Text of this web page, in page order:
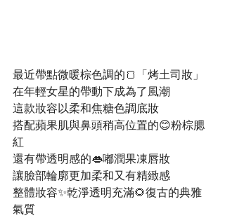
最近帶點微暖棕色調的🍞「烤土司妝」
在年輕女星的帶動下成為了風潮
這款妝容以柔和焦糖色調底妝
搭配蘋果肌與鼻頭稍高位置的😊粉棕腮
紅
還有帶透明感的👄嘟潤果凍唇妝
讓臉部輪廓更加柔和又有精緻感
整體妝容✨乾淨透明充滿🌻復古的典雅
氣質